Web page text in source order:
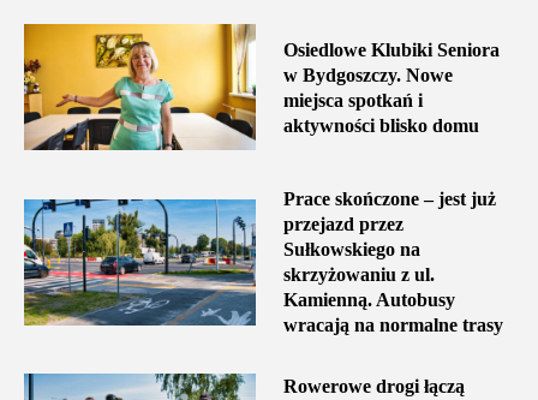
Osiedlowe Klubiki Seniora
w Bydgoszczy. Nowe
miejsca spotkań i
aktywności blisko domu
Prace skończone – jest już
przejazd przez
Sułkowskiego na
skrzyżowaniu z ul.
Kamienną. Autobusy
wracają na normalne trasy
Rowerowe drogi łączą